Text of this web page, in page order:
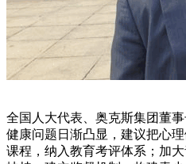
全国人大代表、奥克斯集团董
健康问题日渐凸显，建议把心
课程，纳入教育考评体系；加